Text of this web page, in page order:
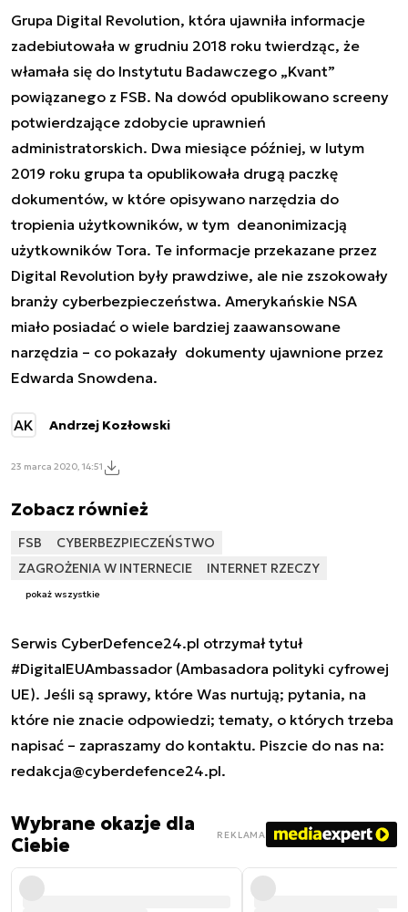
Grupa Digital Revolution, która ujawniła informacje
zadebiutowała w grudniu 2018 roku twierdząc, że
włamała się do Instytutu Badawczego „Kvant”
powiązanego z FSB. Na dowód opublikowano screeny
potwierdzające zdobycie uprawnień
administratorskich. Dwa miesiące później, w lutym
2019 roku grupa ta opublikowała drugą paczkę
dokumentów, w które opisywano narzędzia do
tropienia użytkowników, w tym deanonimizacją
użytkowników Tora. Te informacje przekazane przez
Digital Revolution były prawdziwe, ale nie zszokowały
branży cyberbezpieczeństwa. Amerykańskie NSA
miało posiadać o wiele bardziej zaawansowane
narzędzia – co pokazały dokumenty ujawnione przez
Edwarda Snowdena.
AK Andrzej Kozłowski
23 marca 2020, 14:51
Zobacz również
FSB
CYBERBEZPIECZEŃSTWO
ZAGROŻENIA W INTERNECIE
INTERNET RZECZY
pokaż wszystkie
Serwis CyberDefence24.pl otrzymał tytuł
#DigitalEUAmbassador (Ambasadora polityki cyfrowej
UE). Jeśli są sprawy, które Was nurtują; pytania, na
które nie znacie odpowiedzi; tematy, o których trzeba
napisać – zapraszamy do kontaktu. Piszcie do nas na:
redakcja@cyberdefence24.pl.
Wybrane okazje dla
Ciebie
REKLAMA